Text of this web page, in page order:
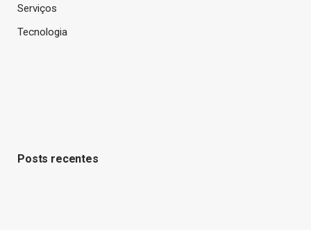
Serviços
Tecnologia
Posts recentes